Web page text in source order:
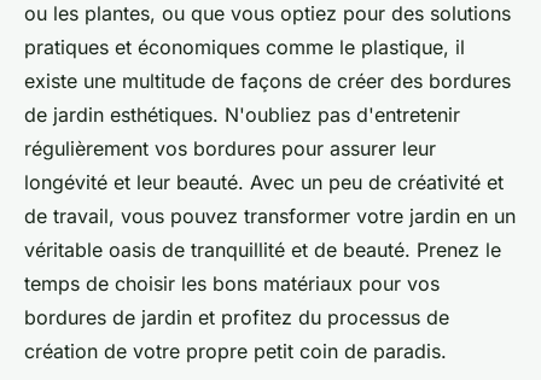
ou les plantes, ou que vous optiez pour des solutions
pratiques et économiques comme le plastique, il
existe une multitude de façons de créer des bordures
de jardin esthétiques. N'oubliez pas d'entretenir
régulièrement vos bordures pour assurer leur
longévité et leur beauté. Avec un peu de créativité et
de travail, vous pouvez transformer votre jardin en un
véritable oasis de tranquillité et de beauté. Prenez le
temps de choisir les bons matériaux pour vos
bordures de jardin et profitez du processus de
création de votre propre petit coin de paradis.